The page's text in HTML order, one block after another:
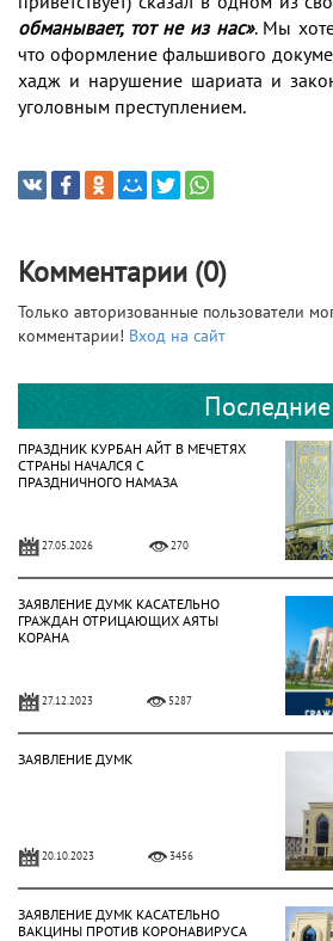
обманывает, тот не из нас». Мы
что оформление фальшивого
хадж и нарушение шариата и
уголовным преступлением.
Комментарии (0)
Только авторизованные пользователи
комментарии! Вход на сайт
Последние
ПРАЗДНИК КУРБАН АЙТ В МЕЧЕТЯХ
СТРАНЫ НАЧАЛСЯ С
ПРАЗДНИЧНОГО НАМАЗА
27.05.2026 270
ЗАЯВЛЕНИЕ ДУМК КАСАТЕЛЬНО
ГРАЖДАН ОТРИЦАЮЩИХ АЯТЫ
КОРАНА
27.12.2023 5287
ЗАЯВЛЕНИЕ ДУМК
20.10.2023 3456
ЗАЯВЛЕНИЕ ДУМК КАСАТЕЛЬНО
ВАКЦИНЫ ПРОТИВ КОРОНАВИРУСА